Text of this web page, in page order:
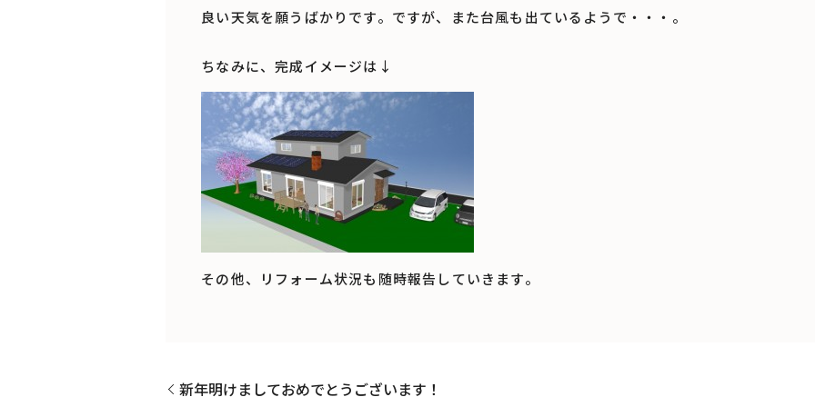
良い天気を願うばかりです。ですが、また台風も出ているようで・・・。
ちなみに、完成イメージは↓
その他、リフォーム状況も随時報告していきます。
新年明けましておめでとうございます！